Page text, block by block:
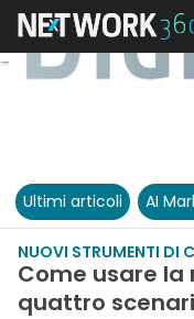
Ultimi articoli AI
NUOVI STRUMENTI DI
Come usare
quattro